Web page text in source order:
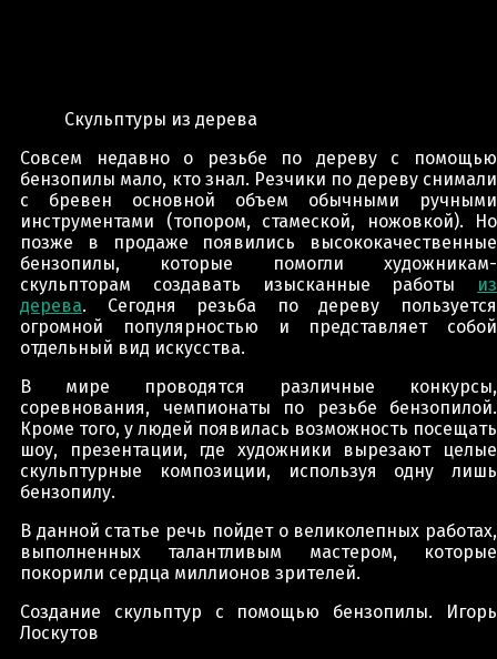
Скульптуры из дерева
Совсем недавно о резьбе по дереву с помощью
бензопилы мало, кто знал. Резчики по дереву снимали
с бревен основной объем обычными ручными
инструментами (топором, стамеской, ножовкой). Но
позже в продаже появились высококачественные
бензопилы, которые помогли художникам-
скульпторам создавать изысканные работы
из
дерева. Сегодня резьба по дереву пользуется
огромной популярностью и представляет собой
отдельный вид искусства.
В мире проводятся различные конкурсы,
соревнования, чемпионаты по резьбе бензопилой.
Кроме того, у людей появилась возможность посещать
шоу, презентации, где художники вырезают целые
скульптурные композиции, используя одну лишь
бензопилу.
В данной статье речь пойдет о великолепных работах,
выполненных талантливым мастером, которые
покорили сердца миллионов зрителей.
Создание скульптур с помощью бензопилы. Игорь
Лоскутов